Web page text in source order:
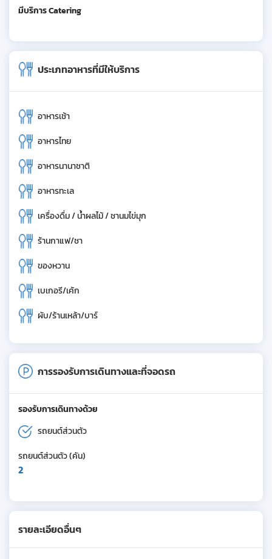
มีบริการ Catering
ประเภทอาหารที่มีให้บริการ
อาหารเช้า
อาหารไทย
อาหารนานาชาติ
อาหารทะเล
เครื่องดื่ม / น้ำผลไม้ / ชานมไข่มุก
ร้านกาแฟ/ชา
ของหวาน
เบเกอรี/เค้ก
ผับ/ร้านเหล้า/บาร์
การรองรับการเดินทางและที่จอดรถ
รองรับการเดินทางด้วย
รถยนต์ส่วนตัว
รถยนต์ส่วนตัว (คัน)
2
รายละเอียดอื่นๆ